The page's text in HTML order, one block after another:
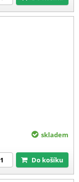
skladem
Do košíku